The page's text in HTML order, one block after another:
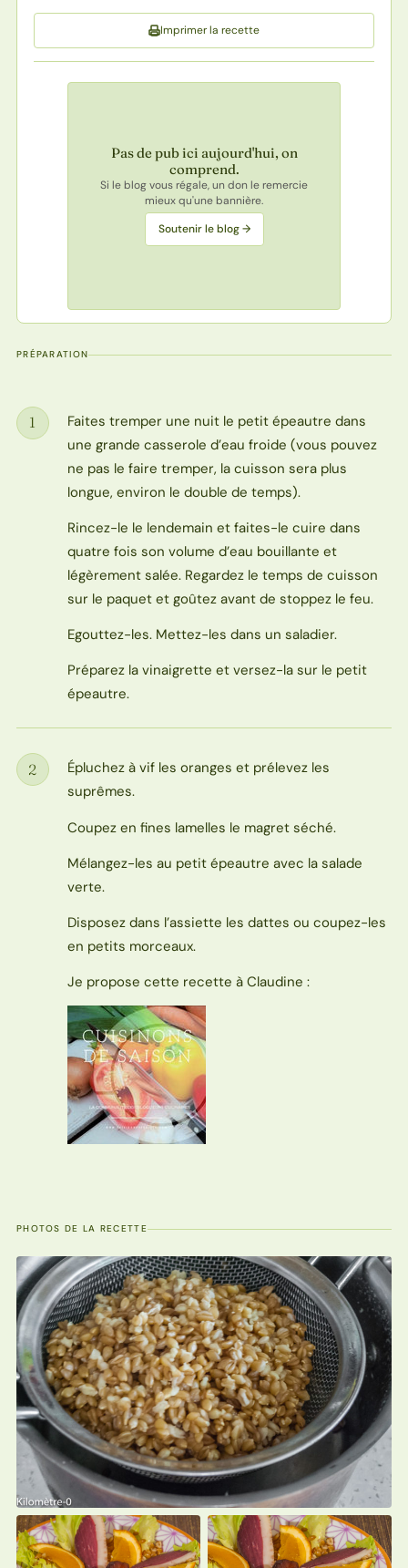
Imprimer la recette
Pas de pub ici aujourd'hui, on
comprend.
Si le blog vous régale, un don le remercie
mieux qu'une bannière.
Soutenir le blog →
PRÉPARATION
Étape
1
Faites tremper une nuit le petit épeautre dans
une grande casserole d’eau froide (vous pouvez
ne pas le faire tremper, la cuisson sera plus
longue, environ le double de temps).
Rincez-le le lendemain et faites-le cuire dans
quatre fois son volume d’eau bouillante et
légèrement salée. Regardez le temps de cuisson
sur le paquet et goûtez avant de stoppez le feu.
Egouttez-les. Mettez-les dans un saladier.
Préparez la vinaigrette et versez-la sur le petit
épeautre.
Étape
2
Épluchez à vif les oranges et prélevez les
suprêmes.
Coupez en fines lamelles le magret séché.
Mélangez-les au petit épeautre avec la salade
verte.
Disposez dans l’assiette les dattes ou coupez-les
en petits morceaux.
Je propose cette recette à Claudine :
PHOTOS DE LA RECETTE